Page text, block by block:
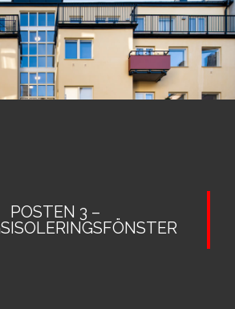
POSTEN 3 –